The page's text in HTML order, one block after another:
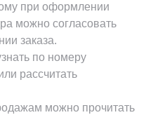
при оформлении
можно согласовать
заказа.
по номеру
рассчитать
можно прочитать